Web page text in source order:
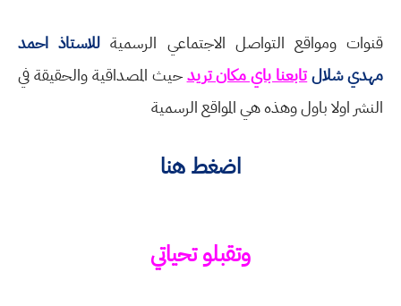
قنوات ومواقع التواصل الاجتماعي الرسمية للاستاذ احمد
مهدي شلالتابعنا باي مكان تريدحيث المصداقية والحقيقة في
النشر اولا باول وهذه هي المواقع الرسمية
اضغط هنا
وتقبلو تحياتي